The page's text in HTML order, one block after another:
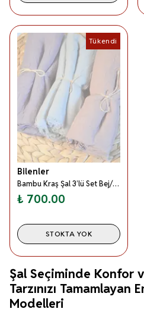
Tükendi
Bilenler
Bambu Kraş Şal 3’lü Set Bej/ Su Yeşili/ Vizon– 75x210 cm | Nefes Alabilir; Terletmez; Tok Duruşlu Mevsimlik Kumaş
₺ 700.00
STOKTA YOK
Şal Seçiminde Konfor
Tarzınızı Tamamlayan
Modelleri